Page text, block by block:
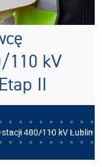
110 kV
II
400/110 kV Lublin